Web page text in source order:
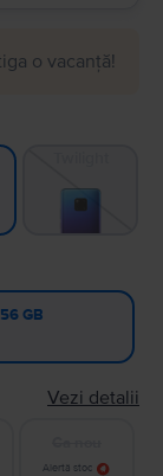
o vacanță!
GB
Vezi detalii
Alertă stoc